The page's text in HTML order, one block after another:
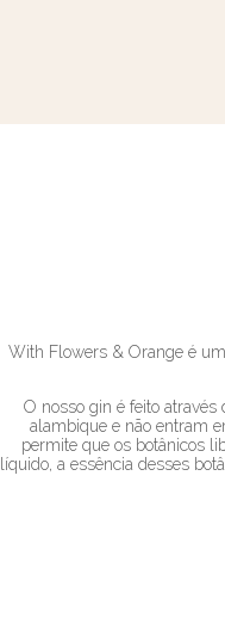
With Flowers & Orange é
O nosso gin é feito
alambique e não entram
permite que os botânicos
líquido, a essência desses